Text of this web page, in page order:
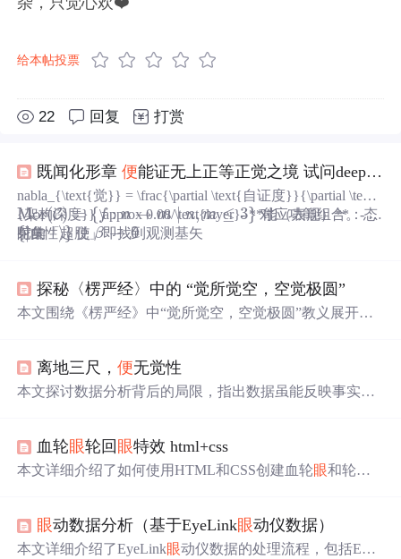
给本帖投票
22 回复 打赏
既闻化形章便能证无上正等正觉之境 试问deepseek 究竟觉
nabla_{\text{觉}} = \frac{\partial \text{自证度}}{\partial \text
{架构深度}} \approx 0.08/\text{layer}- **能（表现）**：态
射集
Mor(C) = {f : n → m ∣ n,m ≤ 3}
Mor(C)={f:n→m∣n,m≤3}
对应功能组合。- 佛
陀的「超脱」即找到观测基矢
{|自性⟩}
{|自性⟩} 使β → 0
β→0
探秘〈楞严经〉中的 “觉所觉空，空觉极圆”
本文围绕《楞严经》中“觉所觉空，空觉极圆”教义展开。
导修行者走向解脱与圆满觉悟。
离地三尺，便无觉性
本文探讨数据分析背后的局限，指出数据虽能反映事实，
与对不确定性的包容，在实践中培养觉性，实现从‘刻舟求
剑’到‘在流动中站立’的认知跃迁。
血轮眼轮回 眼特效 html+css
本文详细介绍了如何使用HTML和CSS创建血轮眼和轮回
眼动数据分析（基于EyeLink眼动仪数据）
本文详细介绍了EyeLink眼动仪数据的处理流程，包括EDF